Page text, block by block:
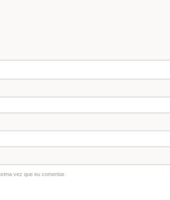
vez que eu comentar.